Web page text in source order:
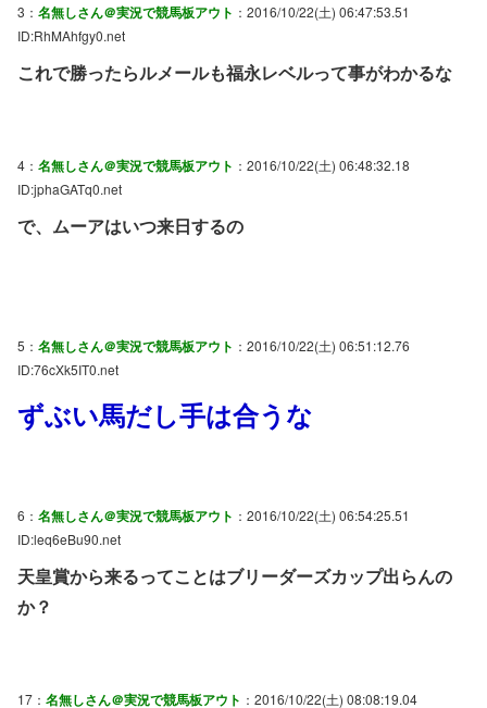
3： 名無しさん＠実況で競馬板アウト ：2016/10/22(土) 06:47:53.51
ID:RhMAhfgy0.net
これで勝ったらルメールも福永レベルって事がわかるな
4： 名無しさん＠実況で競馬板アウト ：2016/10/22(土) 06:48:32.18
ID:jphaGATq0.net
で、ムーアはいつ来日するの
5： 名無しさん＠実況で競馬板アウト ：2016/10/22(土) 06:51:12.76
ID:76cXk5IT0.net
ずぶい馬だし手は合うな
6： 名無しさん＠実況で競馬板アウト ：2016/10/22(土) 06:54:25.51
ID:leq6eBu90.net
天皇賞から来るってことはブリーダーズカップ出らんの
か？
17： 名無しさん＠実況で競馬板アウト ：2016/10/22(土) 08:08:19.04